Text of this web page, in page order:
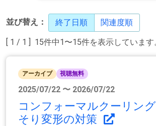
並び替え： 終了日順 関連度順
[ 1 / 1 ] 15件中1〜15件を表示しています
アーカイブ 視聴無料
2025/07/22 〜 2026/07/22
コンフォーマルクーリン
そり変形の対策